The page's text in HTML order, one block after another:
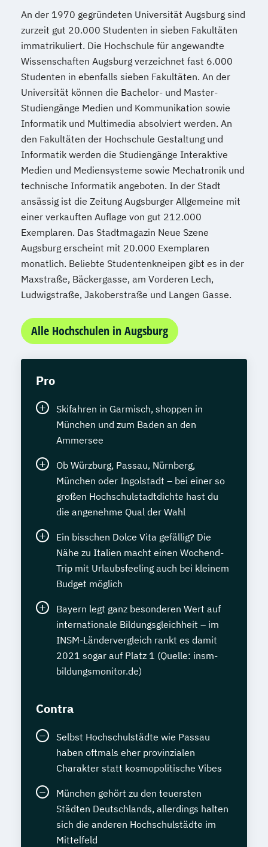
An der 1970 gegründeten Universität Augsburg sind
zurzeit gut 20.000 Studenten in sieben Fakultäten
immatrikuliert. Die Hochschule für angewandte
Wissenschaften Augsburg verzeichnet fast 6.000
Studenten in ebenfalls sieben Fakultäten. An der
Universität können die Bachelor- und Master-
Studiengänge Medien und Kommunikation sowie
Informatik und Multimedia absolviert werden. An
den Fakultäten der Hochschule Gestaltung und
Informatik werden die Studiengänge Interaktive
Medien und Mediensysteme sowie Mechatronik und
technische Informatik angeboten. In der Stadt
ansässig ist die Zeitung Augsburger Allgemeine mit
einer verkauften Auflage von gut 212.000
Exemplaren. Das Stadtmagazin Neue Szene
Augsburg erscheint mit 20.000 Exemplaren
monatlich. Beliebte Studentenkneipen gibt es in der
Maxstraße, Bäckergasse, am Vorderen Lech,
Ludwigstraße, Jakoberstraße und Langen Gasse.
Alle Hochschulen in Augsburg
Pro
Skifahren in Garmisch, shoppen in
München und zum Baden an den
Ammersee
Ob Würzburg, Passau, Nürnberg,
München oder Ingolstadt – bei einer so
großen Hochschulstadtdichte hast du
die angenehme Qual der Wahl
Ein bisschen Dolce Vita gefällig? Die
Nähe zu Italien macht einen Wochend-
Trip mit Urlaubsfeeling auch bei kleinem
Budget möglich
Bayern legt ganz besonderen Wert auf
internationale Bildungsgleichheit – im
INSM-Ländervergleich rankt es damit
2021 sogar auf Platz 1 (Quelle: insm-
bildungsmonitor.de)
Contra
Selbst Hochschulstädte wie Passau
haben oftmals eher provinzialen
Charakter statt kosmopolitische Vibes
München gehört zu den teuersten
Städten Deutschlands, allerdings halten
sich die anderen Hochschulstädte im
Mittelfeld